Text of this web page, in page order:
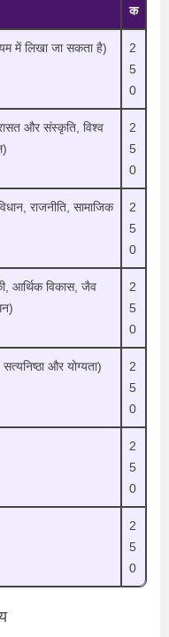
क
में लिखा जा सकता है)
2
5
0
और संस्कृति, विश्व
2
5
0
राजनीति, सामाजिक
2
5
0
आर्थिक विकास, जैव
2
5
0
और योग्यता)
2
5
0
2
5
0
2
5
0